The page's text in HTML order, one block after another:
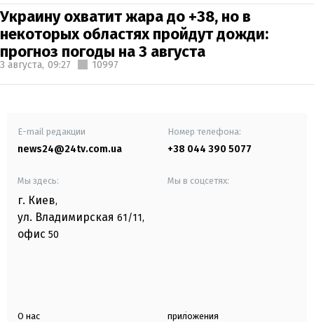
Украину охватит жара до +38, но в
некоторых областях пройдут дожди:
прогноз погоды на 3 августа
3 августа, 09:27 10997
E-mail редакции
news24@24tv.com.ua
Номер телефона:
+38 044 390 5077
Мы здесь:
г. Киев,
ул. Владимирская 61/11,
офис 50
Мы в соцсетях:
О нас приложения